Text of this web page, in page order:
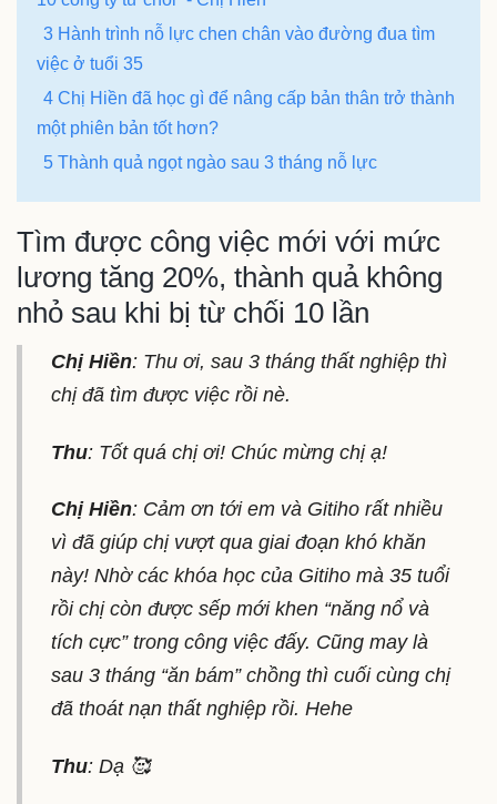
3 Hành trình nỗ lực chen chân vào đường đua tìm
việc ở tuổi 35
4 Chị Hiền đã học gì để nâng cấp bản thân trở thành
một phiên bản tốt hơn?
5 Thành quả ngọt ngào sau 3 tháng nỗ lực
Tìm được công việc mới với mức
lương tăng 20%, thành quả không
nhỏ sau khi bị từ chối 10 lần
Chị Hiền: Thu ơi, sau 3 tháng thất nghiệp thì
chị đã tìm được việc rồi nè.
Thu: Tốt quá chị ơi! Chúc mừng chị ạ!
Chị Hiền: Cảm ơn tới em và Gitiho rất nhiều
vì đã giúp chị vượt qua giai đoạn khó khăn
này! Nhờ các khóa học của Gitiho mà 35 tuổi
rồi chị còn được sếp mới khen “năng nổ và
tích cực” trong công việc đấy. Cũng may là
sau 3 tháng “ăn bám” chồng thì cuối cùng chị
đã thoát nạn thất nghiệp rồi. Hehe
Thu: Dạ 🥰